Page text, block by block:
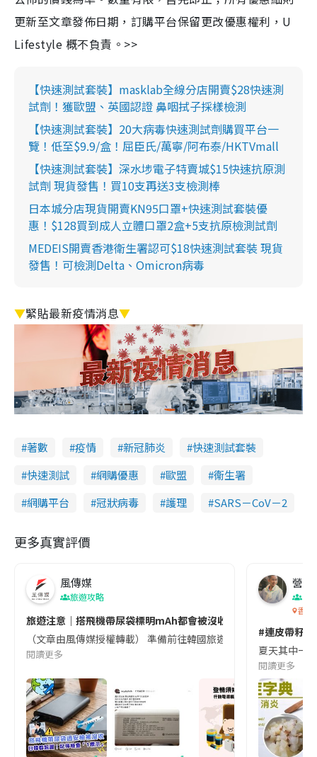
更新至文章發佈日期，訂購平台保留更改優惠權利，U
Lifestyle 概不負責。>>
【快速測試套裝】masklab全線分店開賣$28快速測
試劑！獲歐盟、英國認證 鼻咽拭子採樣檢測
【快速測試套裝】20大病毒快速測試劑購買平台一
覽！低至$9.9/盒！屈臣氏/萬寧/阿布泰/HKTVmall
【快速測試套裝】深水埗電子特賣城$15快速抗原測
試劑 現貨發售！買10支再送3支檢測棒
日本城分店現貨開賣KN95口罩+快速測試套裝優
惠！$128買到成人立體口罩2盒+5支抗原檢測試劑
MEDEIS開賣香港衛生署認可$18快速測試套裝 現貨
發售！可檢測Delta、Omicron病毒
▼緊貼最新疫情消息▼
著數 疫情 新冠肺炎
快速測試套裝
快速測試
網購優惠 歐盟
衞生署
網購平台
冠狀病毒 護理 SARS－CoV－2
更多真實評價
風傳媒
旅遊攻略
旅遊注意｜搭飛機帶尿袋標明mAh都會被沒收😱出發前切記檢查
（文章由風傳媒授權轉載） 準備前往韓國旅遊的民眾，近期要
閱讀更多
營養
香港
#連皮帶籽
夏天其中一
閱讀更多